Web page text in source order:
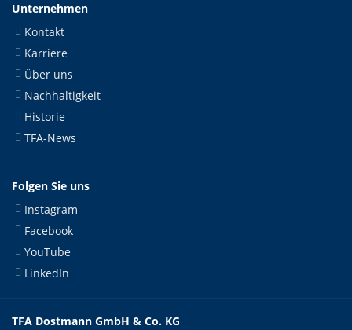
Unternehmen
Kontakt
Karriere
Über uns
Nachhaltigkeit
Historie
TFA-News
Folgen Sie uns
Instagram
Facebook
YouTube
LinkedIn
TFA Dostmann GmbH & Co. KG